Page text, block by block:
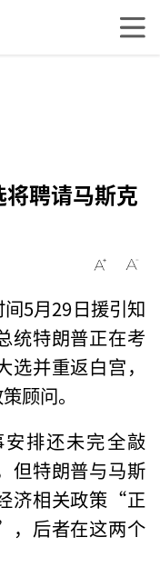
聘请马斯克
5月29日援引知
统特朗普正在考
并重返白宫，
顾问。
排还未完全敲
但特朗普与马斯
济相关政策“正
，后者在这两个